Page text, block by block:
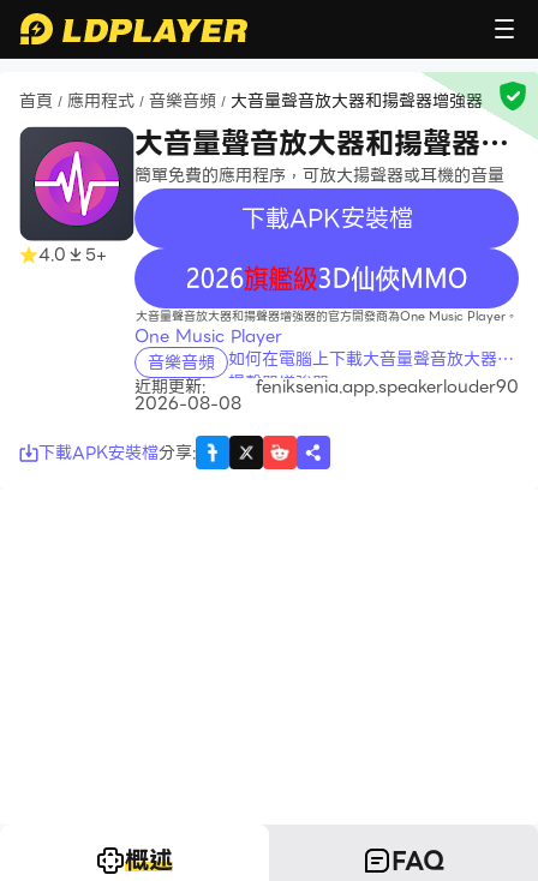
首頁 / 應用程式 / 音樂音頻 / 大音量聲音放大器和揚聲器增強器
4.0 5+
大音量聲音放大器和揚聲器增
強器
簡單免費的應用程序，可放大揚聲器或耳機的音量
下載APK安裝檔
recommend
大音量聲音放大器和揚聲器增強器的官方開發商為One Music Player。
One Music Player
音樂音頻 如何在電腦上下載大音量聲音放大器和
揚聲器增強器
近期更新:
2026-08-08
feniksenia.app.speakerlouder90
下載APK安裝檔分享:
概述 FAQ